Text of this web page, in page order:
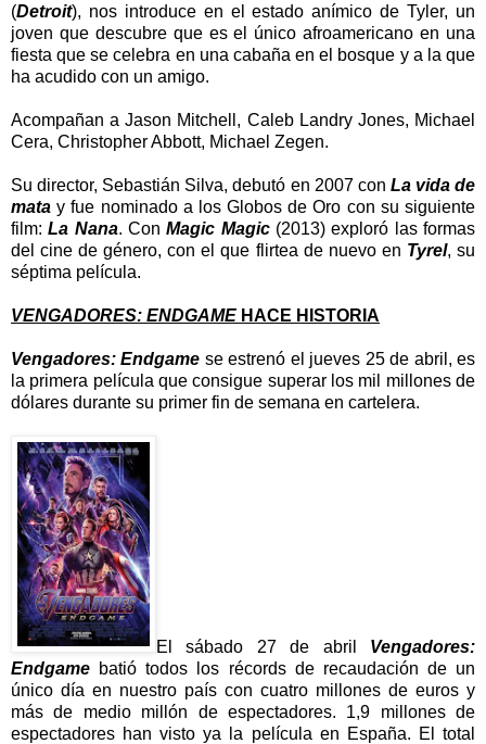
(Detroit), nos introduce en el estado anímico de Tyler, un
joven que descubre que es el único afroamericano en una
fiesta que se celebra en una cabaña en el bosque y a la que
ha acudido con un amigo.
Acompañan a Jason Mitchell, Caleb Landry Jones, Michael
Cera, Christopher Abbott, Michael Zegen.
Su director, Sebastián Silva, debutó en 2007 con La vida de
mata y fue nominado a los Globos de Oro con su siguiente
film:La Nana. ConMagic Magic(2013) exploró las formas
del cine de género, con el que flirtea de nuevo en Tyrel, su
séptima película.
VENGADORES: ENDGAME HACE HISTORIA
Vengadores: Endgame se estrenó el jueves 25 de abril, es
la primera película que consigue superar los mil millones de
dólares durante su primer fin de semana en cartelera.
El sábado 27 de abril Vengadores:
Endgame batió todos los récords de recaudación de un
único día en nuestro país con cuatro millones de euros y
más de medio millón de espectadores. 1,9 millones de
espectadores han visto ya la película en España. El total